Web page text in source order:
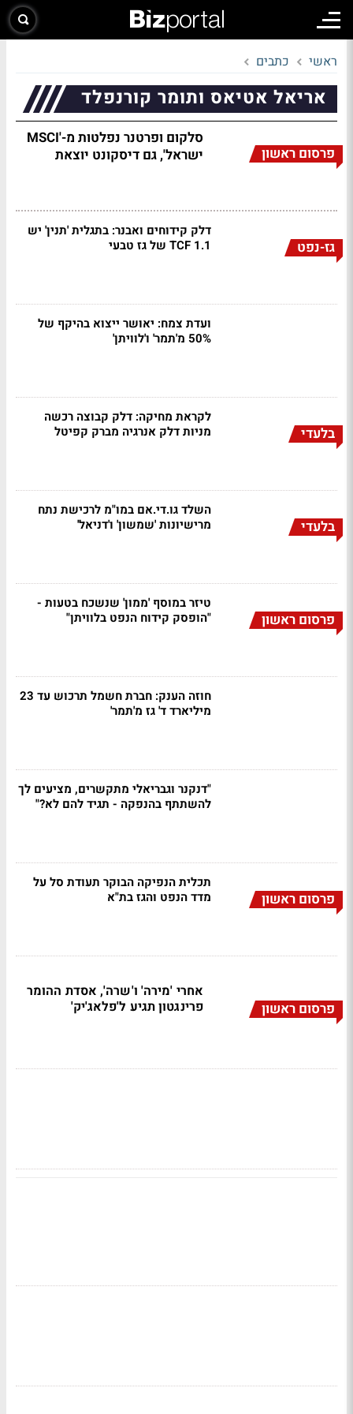
ראשי כתבים
אריאל אטיאס ותומר קורנפלד
פרסום ראשון
סלקום ופרטנר נפלטות מ-'MSCI
ישראל', גם דיסקונט יוצאת
גז-נפט
דלק קידוחים ואבנר: בתגלית 'תנין' יש
1.1 TCF של גז טבעי
ועדת צמח: יאושר ייצוא בהיקף של
50% מ'תמר' ו'לוויתן'
בלעדי
לקראת מחיקה: דלק קבוצה רכשה
מניות דלק אנרגיה מברק קפיטל
בלעדי
השלד גו.די.אם במו"מ לרכישת נתח
מרישיונות 'שמשון' ו'דניאל'
פרסום ראשון
טיזר במוסף 'ממון' שנשכח בטעות -
"הופסק קידוח הנפט בלוויתן"
חוזה הענק: חברת חשמל תרכוש עד 23
מיליארד ד' גז מ'תמר'
"דנקנר וגבריאלי מתקשרים, מציעים לך
להשתתף בהנפקה - תגיד להם לא?"
פרסום ראשון
תכלית הנפיקה הבוקר תעודת סל על
מדד הנפט והגז בת"א
פרסום ראשון
אחרי 'מירה' ו'שרה', אסדת ההומר
פרינגטון תגיע ל'פלאג'יק'